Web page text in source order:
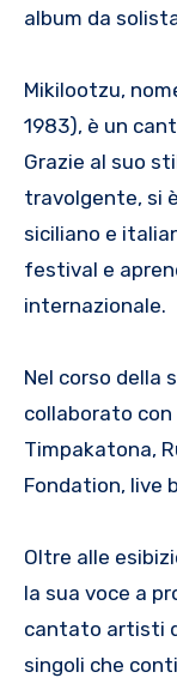
album da
Mikilootzu,
1983), è un
Grazie al suo
travolgente, si
siciliano e
festival e
internazionale.
Nel corso della
collaborato
Timpakatona,
Fondation, live
Oltre alle
la sua voce a
cantato artisti
singoli che